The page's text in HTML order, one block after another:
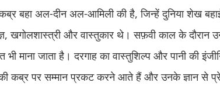
बहा अल-दीन अल-आमिली की है, जिन्हें दुनिया शेख
खगोलशास्त्री और वास्तुकार थे। सफ़वी काल के दौरान
माना जाता है। दरगाह का वास्तुशिल्प और पानी की
कब्र पर सम्मान प्रकट करने आते हैं और उनके ज्ञान से